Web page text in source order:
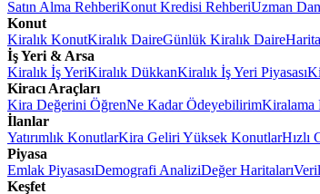
Satın Alma RehberiKonut Kredisi RehberiUzman
Konut
Kiralık KonutKiralık DaireGünlük Kiralık Daire
İş Yeri & Arsa
Kiralık İş YeriKiralık DükkanKiralık İş Yeri Piyasası
Kiracı Araçları
Kira Değerini ÖğrenNe Kadar ÖdeyebilirimKiralama
İlanlar
Yatırımlık KonutlarKira Geliri Yüksek KonutlarHızlı
Piyasa
Emlak PiyasasıDemografi AnaliziDeğer Haritaları
Keşfet